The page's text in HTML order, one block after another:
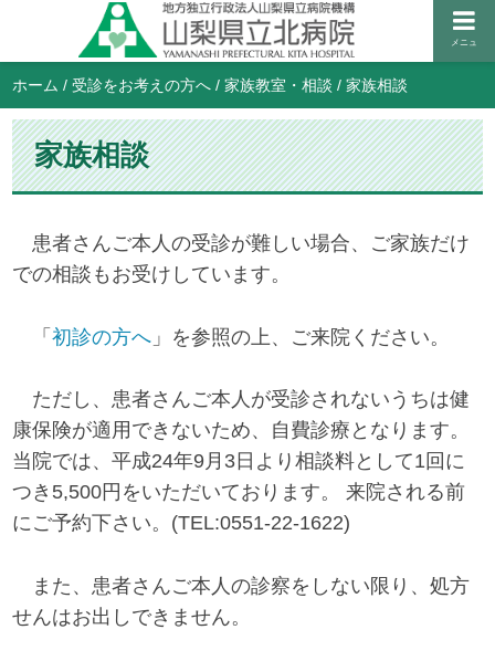
メニュ
ホーム /受診をお考えの方へ /家族教室・相談 /家族相談
家族相談
患者さんご本人の受診が難しい場合、ご家族だけ
での相談もお受けしています。
「初診の方へ 」を参照の上、ご来院ください。
ただし、患者さんご本人が受診されないうちは健
康保険が適用できないため、自費診療となります。
当院では、平成24年9月3日より相談料として1回に
つき5,500円をいただいております。 来院される前
にご予約下さい。(TEL:0551-22-1622)
また、患者さんご本人の診察をしない限り、処方
せんはお出しできません。